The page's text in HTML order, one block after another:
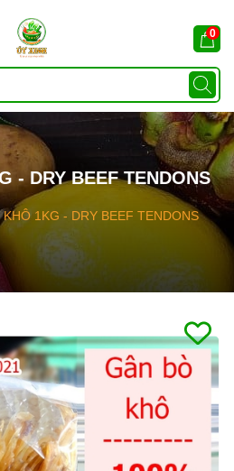
0
- DRY BEEF TENDONS
KHÔ 1KG - DRY BEEF TENDONS